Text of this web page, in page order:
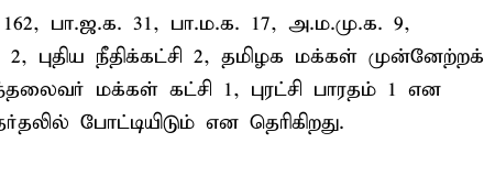
பா.ஜ.க. 31, பா.ம.க. 17, அ.ம.மு.க. 9,
புதிய நீதிக்கட்சி 2, தமிழக மக்கள் முன்னேற்றக்
மக்கள் கட்சி 1, புரட்சி பாரதம் 1 என
போட்டியிடும் என தெரிகிறது.